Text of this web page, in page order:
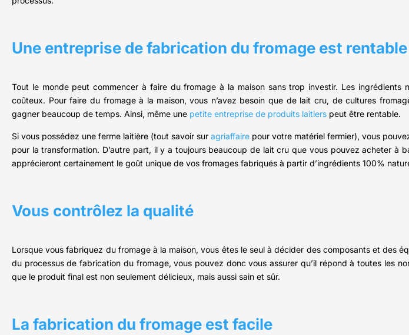
Une entreprise de fabrication du fromage est rentable
Tout le monde peut commencer à faire du fromage à la maison sans trop investir. Les
coûteux. Pour faire du fromage à la maison, vous n’avez besoin que de lait cru, de cultures
gagner beaucoup de temps. Ainsi, même une petite entreprise de produits laitiers peut être rentable.
Si vous possédez une ferme laitière (tout savoir sur agriaffaire pour votre matériel fermier), vous
pour la transformation. D’autre part, il y a toujours beaucoup de lait cru que vous pouvez acheter à
apprécieront certainement le goût unique de vos fromages fabriqués à partir d’ingrédients 100%
Vous contrôlez la qualité
Lorsque vous fabriquez du fromage à la maison, vous êtes le seul à décider des composants et des
du processus de fabrication du fromage, vous pouvez donc vous assurer qu’il répond à toutes les
que le produit final est non seulement délicieux, mais aussi sain et sûr.
La fabrication du fromage est facile